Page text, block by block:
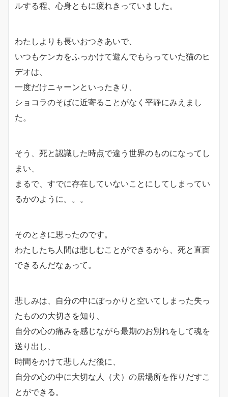
ルする程、心身ともに疲れきっていました。
わたしよりも長いおつきあいで、
いつもケンカをふっかけて遊んでもらっていた猫のヒ
デオは、
一度だけニャーンといったきり、
ショコラのそばに近寄ることがなく平静にみえまし
た。
そう、死と認識した時点で違う世界のものになってし
まい、
まるで、すでに存在していないことにしてしまってい
るかのように。。。
そのときに思ったのです。
わたしたち人間は悲しむことができるから、死と直面
できるんだなぁって。
悲しみは、自分の中にぽっかりと空いてしまった失っ
たものの大切さを知り、
自分の心の痛みを感じながら最期のお別れをして魂を
送り出し、
時間をかけて悲しんだ後に、
自分の心の中に大切な人（犬）の居場所を作りだすこ
とができる。